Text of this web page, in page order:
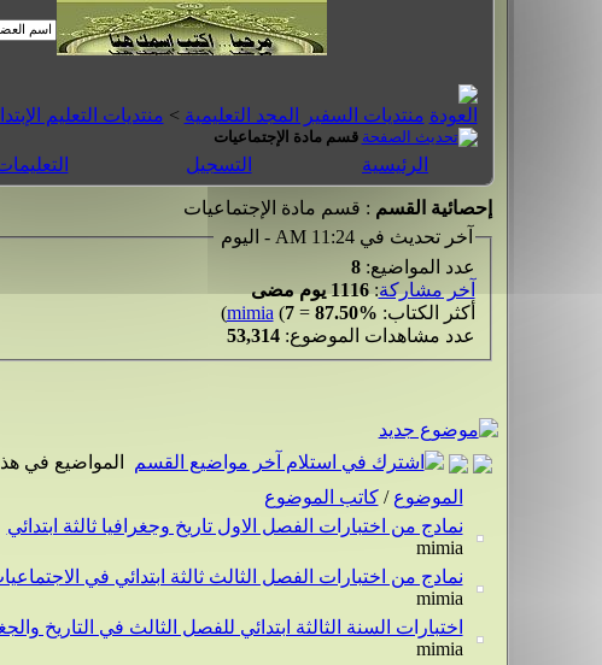
منتديات السفير المجد التعليمية > منتديات التعليم
قسم مادة الإجتماعيات
الرئيسية التسجيل
إحصائية القسم : قسم مادة الإجتماعيات
آخر تحديث في 11:24 AM - اليوم
عدد المواضيع:8
آخر مشاركة:1116 يوم مضى
أكثر الكتاب:
mimia (7= 87.50%
)
عدد مشاهدات الموضوع:53,314
المواضيع في
الموضوع / كاتب الموضوع
نمادج من اختبارات الفصل الاول تاريخ وجغرافيا ثالثة ابتدائي
mimia
نمادج من اختبارات الفصل الثالث ثالثة ابتدائي في
mimia
اختبارات السنة الثالثة ابتدائي للفصل الثالث في التاريخ
mimia